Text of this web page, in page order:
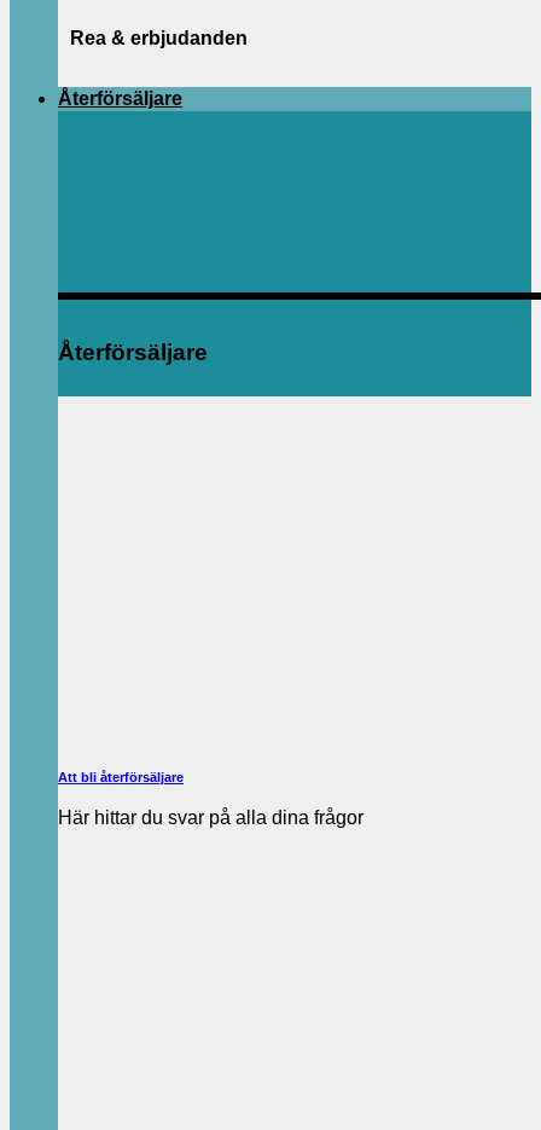
Rea & erbjudanden
Återförsäljare
Återförsäljare
Att bli återförsäljare
Här hittar du svar på alla dina frågor